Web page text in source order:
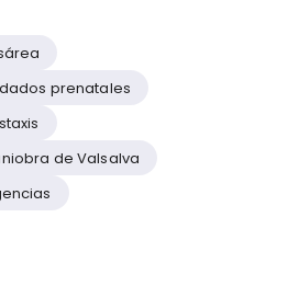
prenatales
de Valsalva